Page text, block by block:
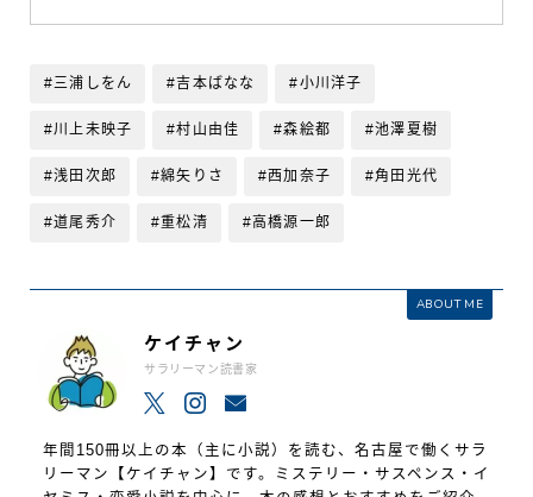
#三浦しをん #吉本ばなな #小川洋子
#川上未映子 #村山由佳 #森絵都 #池澤夏樹
#浅田次郎 #綿矢りさ #西加奈子 #角田光代
#道尾秀介 #重松清 #高橋源一郎
ABOUT ME
ケイチャン
サラリーマン読書家
年間150冊以上の本（主に小説）を読む、名古屋で働くサラ
リーマン【ケイチャン】です。ミステリー・サスペンス・イ